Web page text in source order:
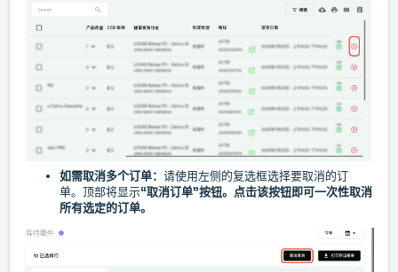
如需取消多个订单： 请使用左侧的复选框选择要取消的订
单。 顶部将显示“取消订单”按钮。点击该按钮即可一次性取消
所有选定的订单。